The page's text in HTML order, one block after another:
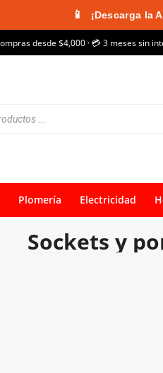
📱 ¡Descarga la
desde $4,000 · 💳 3 meses sin
Plomería Electricidad
Sockets y